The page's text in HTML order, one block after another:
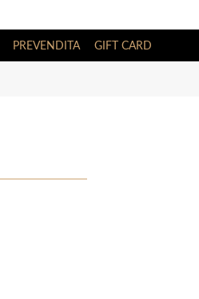
PREVENDITA GIFT CARD